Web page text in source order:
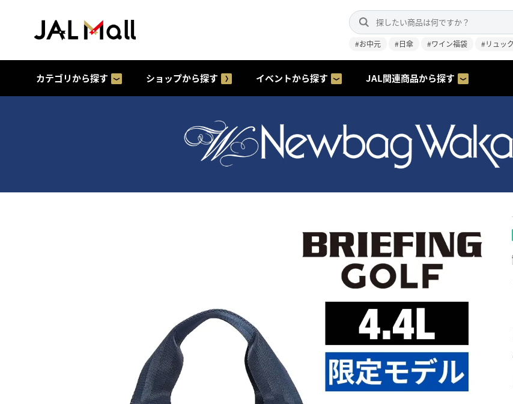
#お中元 #日傘 #ワイン福袋 #リュック
カテゴリから探す ショップから探す イベントから探す JAL関連商品から探す